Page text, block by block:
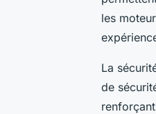
les
La
de